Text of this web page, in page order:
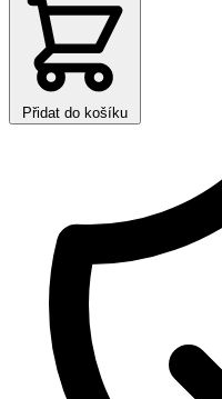
Přidat do košíku